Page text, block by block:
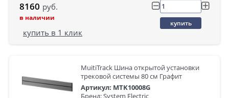
8160 руб.
в наличии
купить
купить в 1 клик
MuitiTrack Шина открытой установки
трековой системы 80 см Графит
Артикул: MTK10008G